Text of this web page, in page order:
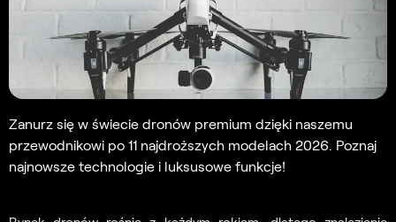
Zanurz się w świecie dronów premium dzięki naszemu
przewodnikowi po 11 najdroższych modelach 2026. Poznaj
najnowsze technologie i luksusowe funkcje!